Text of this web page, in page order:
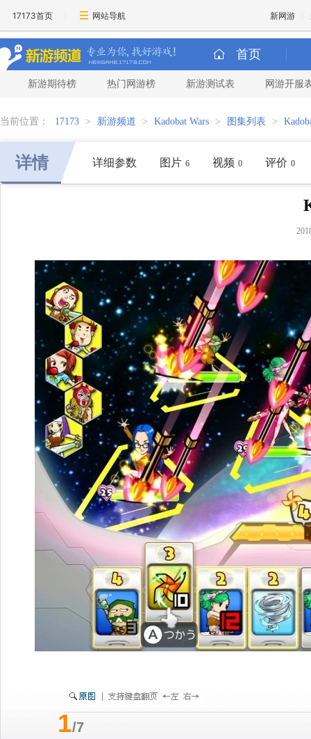
17173首页 网站导航 新网游
首页
新游期待榜 热门网游榜 新游测试表 网游开服
当前位置： 17173 > 新游频道 > Kadobat Wars > 图集列表 >
详情 详细参数 图片 6 视频 0 评价 0
1/7